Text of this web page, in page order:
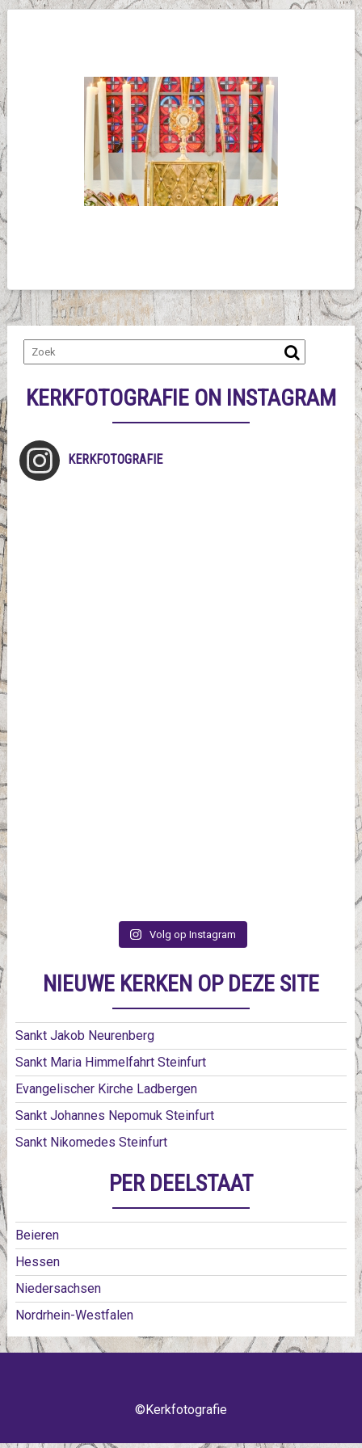
KERKFOTOGRAFIE ON INSTAGRAM
KERKFOTOGRAFIE
Volg op Instagram
NIEUWE KERKEN OP DEZE SITE
Sankt Jakob Neurenberg
Sankt Maria Himmelfahrt Steinfurt
Evangelischer Kirche Ladbergen
Sankt Johannes Nepomuk Steinfurt
Sankt Nikomedes Steinfurt
PER DEELSTAAT
Beieren
Hessen
Niedersachsen
Nordrhein-Westfalen
©Kerkfotografie